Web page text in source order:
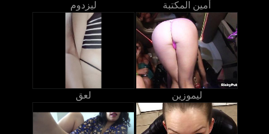
ليزدوم أمين المكتبة
لعق ليموزين